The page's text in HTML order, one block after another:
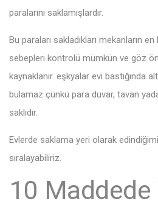
paralarını saklamışlardır.
Bu paraları sakladıkları mekanların
sebepleri kontrolü mümkün ve göz
kaynaklanır. eşkyalar evi bastığında
bulamaz çünkü para duvar, tavan
saklıdır.
Evlerde saklama yeri olarak
sıralayabiliriz.
10 Maddede